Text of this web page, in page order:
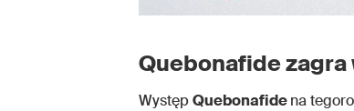
Quebonafide zagra
WystępQuebonafidena